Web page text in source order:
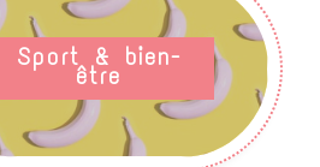
Sport & bien-
être